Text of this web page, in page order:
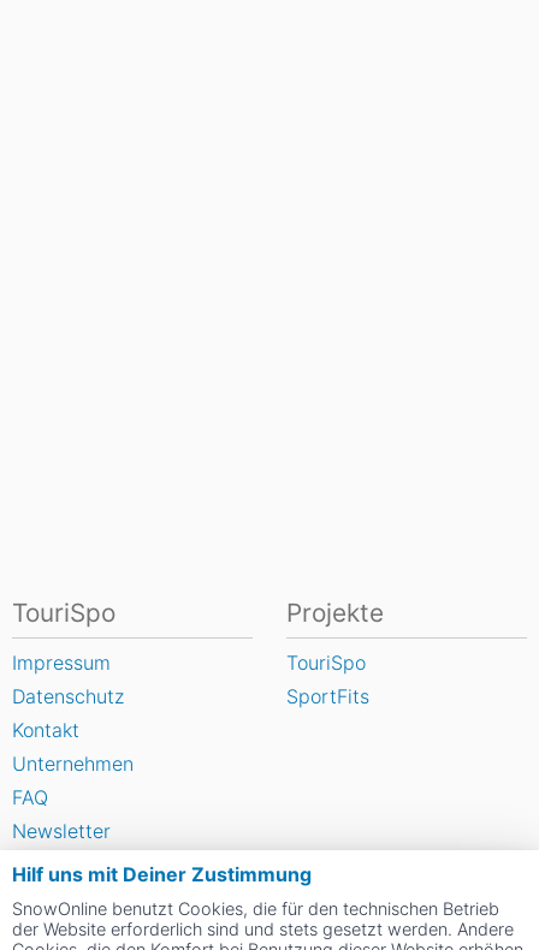
Hilf uns mit Deiner Zustimmung
SnowOnline benutzt Cookies, die für den technischen Betrieb
der Website erforderlich sind und stets gesetzt werden. Andere
TouriSpo
Impressum
Datenschutz
Kontakt
Unternehmen
FAQ
Newsletter
Widget
Umfragen
Skigebiet bewerten
Projekte
TouriSpo
SportFits